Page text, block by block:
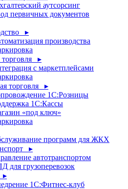
аутсорсинг
первичных документов
▸
производства
торговля ▸
с маркетплейсами
торговля ▸
1С:Розницы
1С:Кассы
«под ключ»
программ для ЖКХ
▸
автотранспортом
для грузоперевозок
▸
1С:Фитнес-клуб